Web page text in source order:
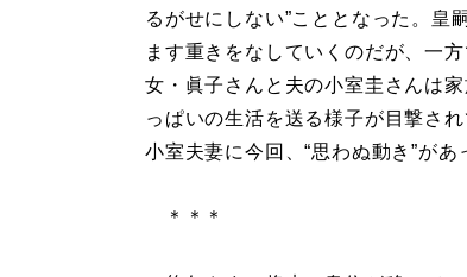
るがせにしない”こととなった。皇
ます重きをなしていくのだが、一
女・眞子さんと夫の小室圭さんは
っぱいの生活を送る様子が目撃さ
小室夫妻に今回、“思わぬ動き”があ
＊＊＊